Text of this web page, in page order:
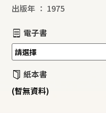
出版年 ： 1975
電子書
紙本書
(暫無資料)